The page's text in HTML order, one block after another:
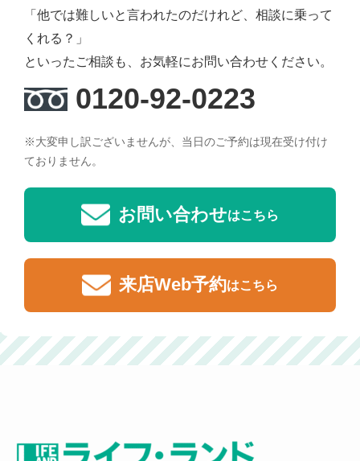
「他では難しいと言われたのだけれど、相談に乗って
くれる？」
といったご相談も、お気軽にお問い合わせください。
0120-92-0223
※大変申し訳ございませんが、当日のご予約は現在受け付け
ておりません。
お問い合わせはこちら
来店Web予約はこちら